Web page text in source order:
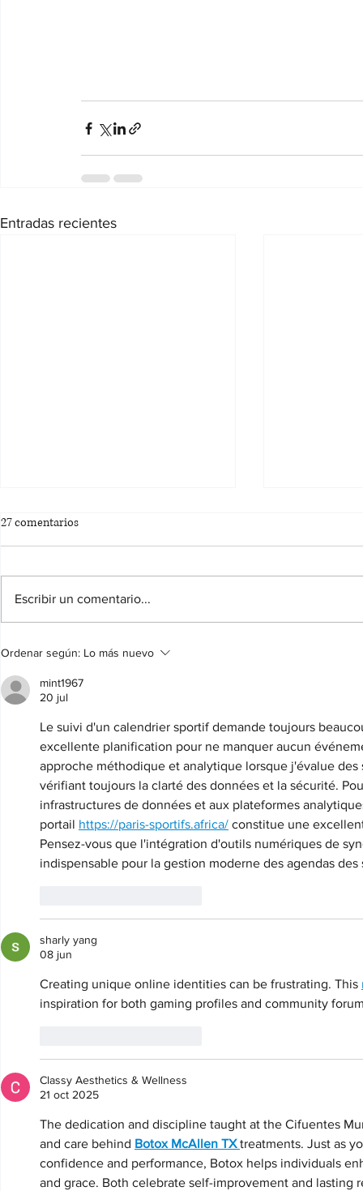
Entradas recientes
BASES DEL CONCURSO DE
DE CIFUENTES 2026
27 comentarios
Escribir un comentario...
Ordenar según: Lo más nuevo
mint1967
20 jul
Le suivi d'un calendrier sportif demande toujours
excellente planification pour ne manquer aucun
approche méthodique et analytique lorsque j'évalue
vérifiant toujours la clarté des données et la sécurité.
infrastructures de données et aux plateformes
portail https://paris-sportifs.africa/ constitue une
Pensez-vous que l'intégration d'outils numériques de
indispensable pour la gestion moderne des agendas des
sharly yang
08 jun
Creating unique online identities can be frustrating. This
inspiration for both gaming profiles and community
Classy Aesthetics & Wellness
21 oct 2025
The dedication and discipline taught at the Cifuentes
and care behind Botox McAllen TX treatments. Just as
confidence and performance, Botox helps individuals
and grace. Both celebrate self-improvement and lasting